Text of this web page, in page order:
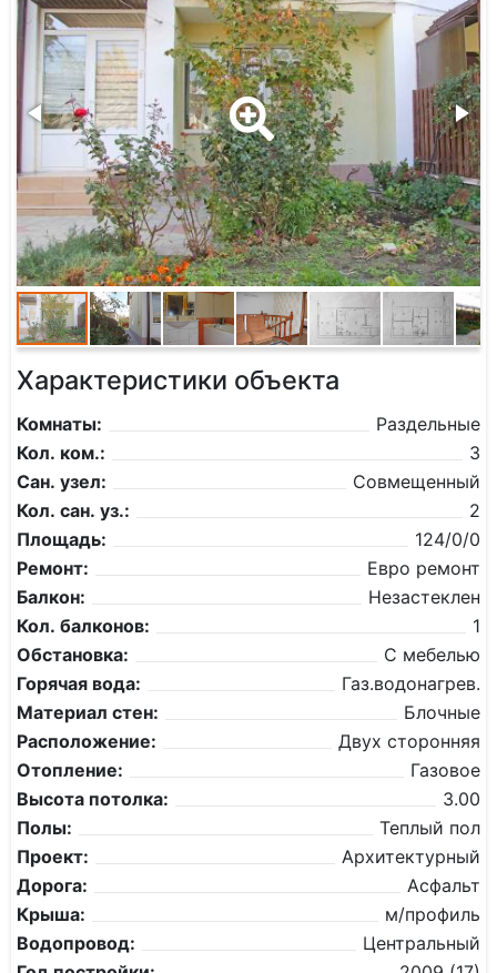
Характеристики объекта
Комнаты:
Раздельные
Кол. ком.:
3
Сан. узел:
Совмещенный
Кол. сан. уз.:
2
Площадь:
124/0/0
Ремонт:
Евро ремонт
Балкон:
Незастеклен
Кол. балконов:
1
Обстановка:
С мебелью
Горячая вода:
Газ.водонагрев.
Материал стен:
Блочные
Расположение:
Двух сторонняя
Отопление:
Газовое
Высота потолка:
3.00
Полы:
Теплый пол
Проект:
Архитектурный
Дорога:
Асфальт
Крыша:
м/профиль
Водопровод:
Центральный